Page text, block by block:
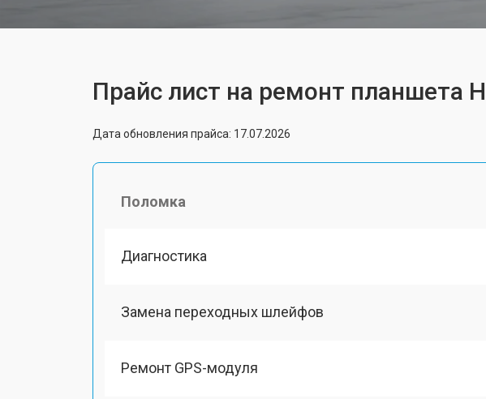
Прайс лист на ремонт планшета
Дата обновления прайса: 17.07.2026
Поломка
Диагностика
Замена переходных шлейфов
Ремонт GPS-модуля